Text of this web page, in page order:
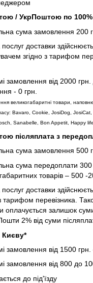
/ УкрПоштою по 100%
сума замовлення 200
доставки
згідно з тарифом
замовлення від 2000 грн.
- 0 грн.
великогабаритні товари,
Bavaro, Cookie, JosiDog,
Sanabelle, Bon Appetit, Happy life
післяплата з
сума замовлення 500
сума передоплати
товарів – 500 -
доставки
тарифом перевізника.
оплачується залишок
2% від суми
замовлення від 1500 грн.
замовлення від 800 до
до під'їзду